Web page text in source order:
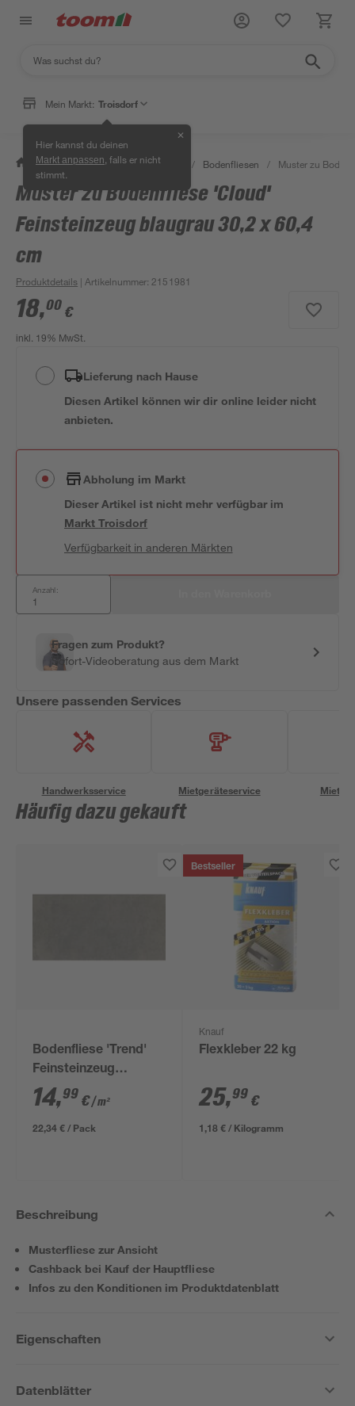
Mein Markt: Troisdorf
Hier kannst du deinen
Markt anpassen , falls er nicht
stimmt.
✕
/ Bauen & Renovieren / Fliesen / Bodenfliesen / Muster zu
Muster zu Bodenfliese 'Cloud'
Feinsteinzeug blaugrau 30,2 x 60,4
cm
Produktdetails | Artikelnummer: 2151981
18,00 €
inkl. 19% MwSt.
Lieferung nach Hause
Diesen Artikel können wir dir online leider nicht
anbieten.
Abholung im Markt
Dieser Artikel ist nicht mehr verfügbar im
MarktTroisdorf
Verfügbarkeit in anderen Märkten
Anzahl:
Fragen zum Produkt?
Sofort-Videoberatung aus dem Markt
Unsere passenden Services
Handwerksservice Mietgeräteservice
Häufig dazu gekauft
Bodenfliese 'Trend'
Feinsteinzeug
anthrazit 30,5 x 61 cm
14,99 €/ m²
22,34 € / Pack
Bestseller
Knauf
Flexkleber 22 kg
25,99 €
1,18 € / Kilogramm
Beschreibung
Musterfliese zur Ansicht
Cashback bei Kauf der Hauptfliese
Infos zu den Konditionen im Produktdatenblatt
Eigenschaften
Datenblätter